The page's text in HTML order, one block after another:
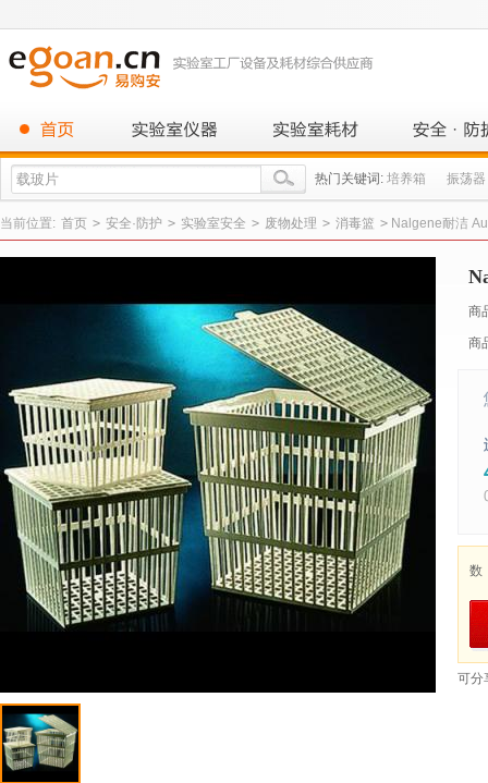
热门关键词: 培养箱 振荡器
当前位置: 首页 > 安全·防护 > 实验室安全 > 废物处理 > 消毒篮 > Nalgene耐洁
商
商
数
可分